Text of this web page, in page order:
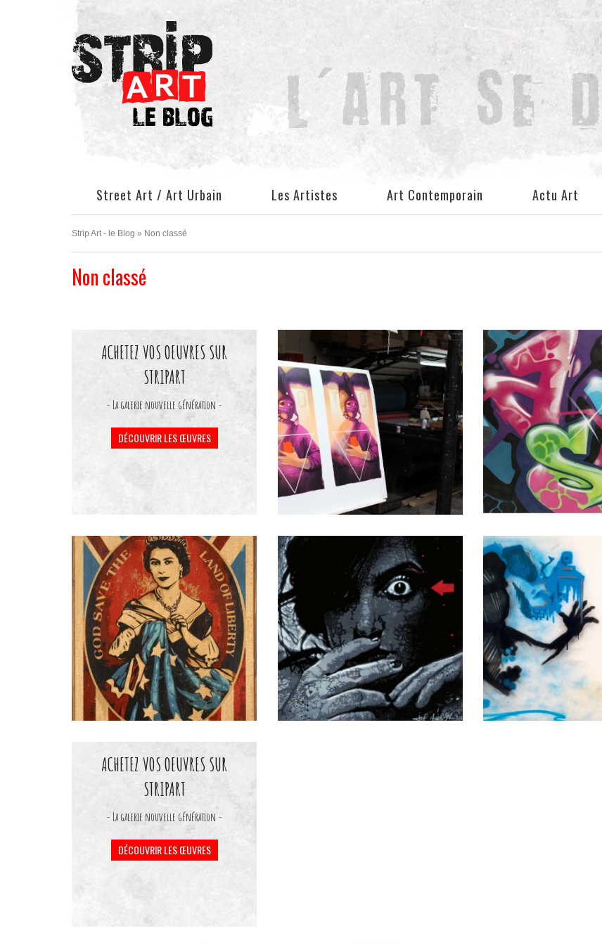
FacebookPinterestTwitterInstagram
Street Art / Art Urbain Les Artistes Art Contemporain Actu Art
Strip Art - le Blog » Non classé
Non classé
ACHETEZ VOS OEUVRES SUR
STRIPART
- La galerie nouvelle génération -
DÉCOUVRIR LES ŒUVRES
ACHETEZ VOS OEUVRES SUR
STRIPART
- La galerie nouvelle génération -
DÉCOUVRIR LES ŒUVRES